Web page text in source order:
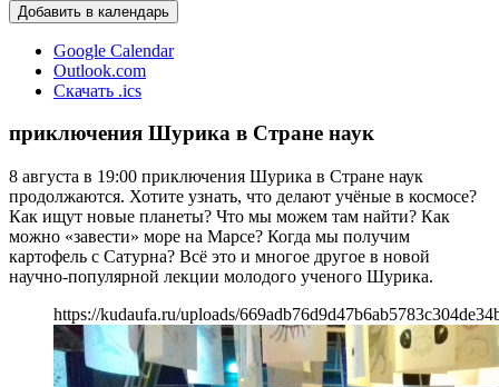
Добавить в календарь
Google Calendar
Outlook.com
Скачать .ics
приключения Шурика в Стране наук
8 августа в 19:00 приключения Шурика в Стране наук
продолжаются. Хотите узнать, что делают учёные в космосе?
Как ищут новые планеты? Что мы можем там найти? Как
можно «завести» море на Марсе? Когда мы получим
картофель с Сатурна? Всё это и многое другое в новой
научно-популярной лекции молодого ученого Шурика.
https://kudaufa.ru/uploads/